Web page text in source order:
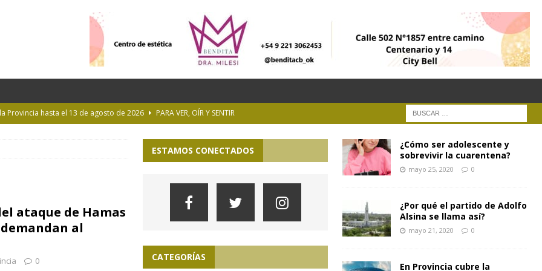
Provincia hasta el 13 de agosto de 2026
PARA VER, OÍR Y SENTIR
por una tormenta a casi 10 mil metros de altura
MUNICIPIOS
Pública de la UNLP CULTURA
ataque de Hamas
al
0
ESTAMOS CONECTADOS
CATEGORÍAS
¿Cómo ser adolescente y
sobrevivir la cuarentena?
mayo 25, 2020 0
¿Por qué el partido de Adolfo
Alsina se llama así?
mayo 21, 2020 0
En Provincia cubre la